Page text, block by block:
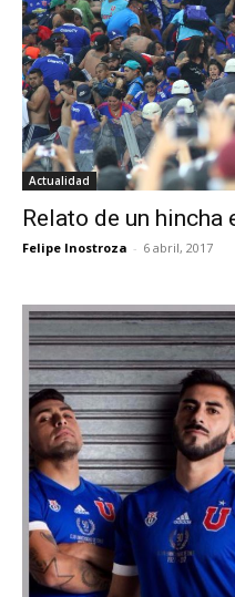
Actualidad
Relato de un hincha
Felipe Inostroza - 6 abril, 2017